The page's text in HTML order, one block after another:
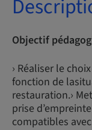
Objectif
› Réaliser le
fonction de
restauration.›
prise
compatibles